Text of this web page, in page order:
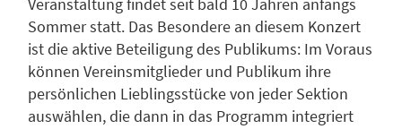
Sommer statt. Das Besondere an diesem Konzert
ist die aktive Beteiligung des Publikums: Im Voraus
können Vereinsmitglieder und Publikum ihre
persönlichen Lieblingsstücke von jeder Sektion
auswählen, die dann in das Programm integriert